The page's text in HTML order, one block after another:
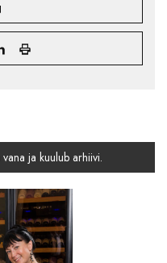
ja kuulub arhiivi.